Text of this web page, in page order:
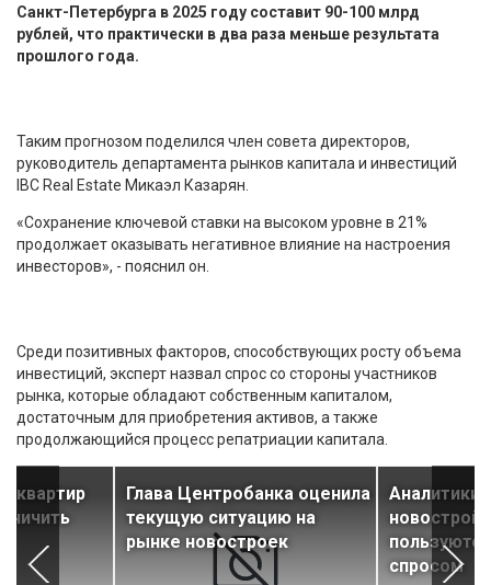
Санкт-Петербурга в 2025 году составит 90-100 млрд
рублей, что практически в два раза меньше результата
прошлого года.
Таким прогнозом поделился член совета директоров,
руководитель департамента рынков капитала и инвестиций
IBC Real Estate Микаэл Казарян.
«Сохранение ключевой ставки на высоком уровне в 21%
продолжает оказывать негативное влияние на настроения
инвесторов», - пояснил он.
Среди позитивных факторов, способствующих росту объема
инвестиций, эксперт назвал спрос со стороны участников
рынка, которые обладают собственным капиталом,
достаточным для приобретения активов, а также
продолжающийся процесс репатриации капитала.
квартир
Глава Центробанка оценила
текущую ситуацию на
рынке новостроек
Аналитики
спросом